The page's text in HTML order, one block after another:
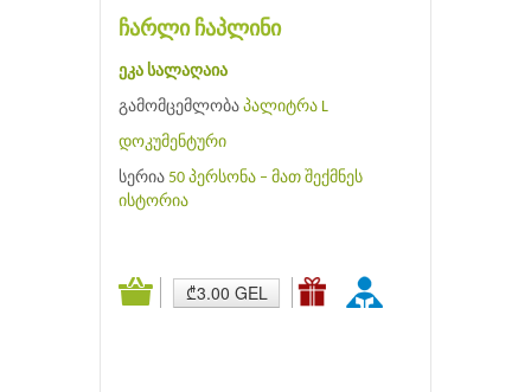
ჩარლი ჩაპლინი
ეკა სალაღაია
გამომცემლობა პალიტრა L
დოკუმენტური
სერია 50 პერსონა – მათ შექმნეს
ისტორია
₾3.00 GEL